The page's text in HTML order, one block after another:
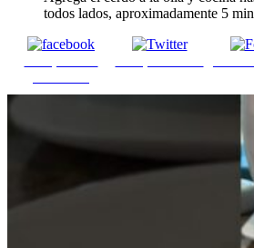
todos lados, aproximadamente 5